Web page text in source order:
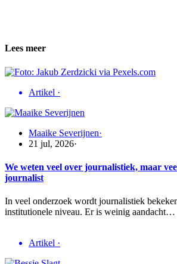
Lees meer
Artikel ·
Maaike Severijnen·
21 jul, 2026·
We weten veel over journalistiek, maar
journalist
In veel onderzoek wordt journalistiek
institutionele niveau. Er is weinig aandacht…
Artikel ·